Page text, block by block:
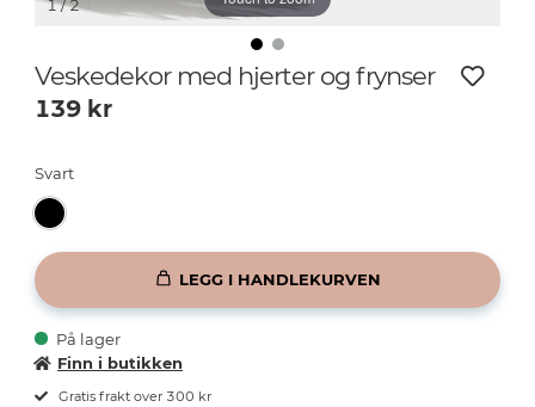
1/ 2
Veskedekor med hjerter og frynser
139 kr
Svart
LEGG I HANDLEKURVEN
På lager
Finn i butikken
Gratis frakt over 300 kr